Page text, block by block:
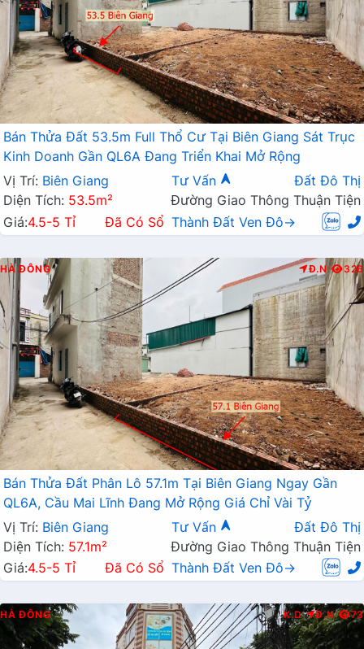
Bán Thửa Đất 53.5m Full Thổ Cư Tại Biên Giang Sát Trục
Kinh Doanh Gần QL6A Đang Triển Khai Mở Rộng
Vị Trí: Biên Giang Tư Vấn
Đất Đô Thị
Diện Tích: 53.5m²
Đường Giao Thông Thuận Tiện
Giá:4.5-5 Tỉ Đã Có Sổ Thành Đất Ven Đô→
HÀ ĐÔNG Đ.N 326
Bán Thửa Đất Phân Lô 57.1m Tại Biên Giang Ngay Gần
QL6A, Cầu Mai Lĩnh Đang Mở Rộng Giá Chỉ Vài Tỷ
Vị Trí: Biên Giang Tư Vấn
Đất Đô Thị
Diện Tích: 57.1m²
Đường Giao Thông Thuận Tiện
Giá:4.5-5 Tỉ Đã Có Sổ Thành Đất Ven Đô→
HÀ ĐÔNG K.D Đ.N 73